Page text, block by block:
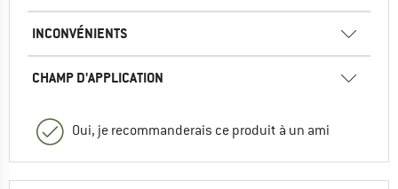
INCONVÉNIENTS
CHAMP D'APPLICATION
Oui, je recommanderais ce produit à un ami